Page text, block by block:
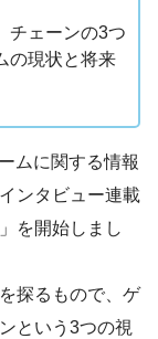
チェーンの3つ
の現状と将来
ムに関する情報
ンタビュー連載
を開始しまし
探るもので、ゲ
という3つの視